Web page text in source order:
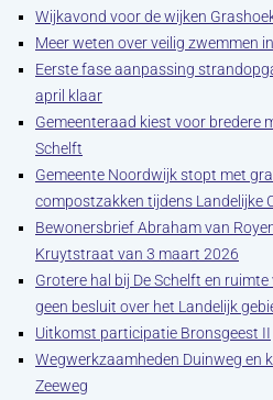
Wijkavond voor de wijken
Meer weten over veilig zwemmen
Eerste fase aanpassing
april klaar
Gemeenteraad kiest voor bredere
Schelft
Gemeente Noordwijk stopt met
compostzakken tijdens Landelijke
Bewonersbrief Abraham van
Kruytstraat van 3 maart 2026
Grotere hal bij De Schelft en
geen besluit over het Landelijk
Uitkomst participatie Bronsgeest II
Wegwerkzaamheden Duinweg en
Zeeweg